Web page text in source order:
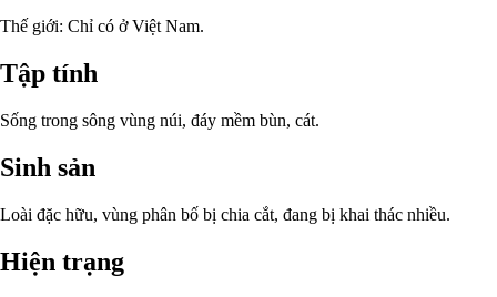
Thế giới: Chỉ có ở Việt Nam.
Tập tính
Sống trong sông vùng núi, đáy mềm bùn, cát.
Sinh sản
Loài đặc hữu, vùng phân bố bị chia cắt, đang bị khai thác nhiều.
Hiện trạng